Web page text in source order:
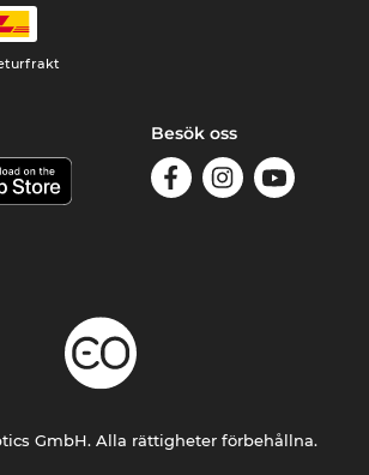
Besök oss
GmbH. Alla rättigheter förbehållna.